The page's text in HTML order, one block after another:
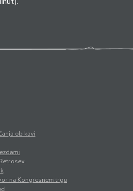
ob kavi
na Kongresnem trgu